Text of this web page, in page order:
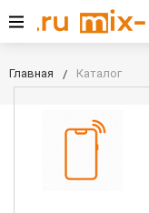
Главная Каталог